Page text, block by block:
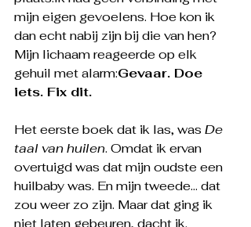
mijn eigen gevoelens. Hoe kon ik
dan echt nabij zijn bij die van hen?
Mijn lichaam reageerde op elk
gehuil met alarm:Gevaar. Doe
iets. Fix dit.
Het eerste boek dat ik las, was De
taal van huilen. Omdat ik ervan
overtuigd was dat mijn oudste een
huilbaby was. En mijn tweede… dat
zou weer zo zijn. Maar dat ging ik
niet laten gebeuren, dacht ik.